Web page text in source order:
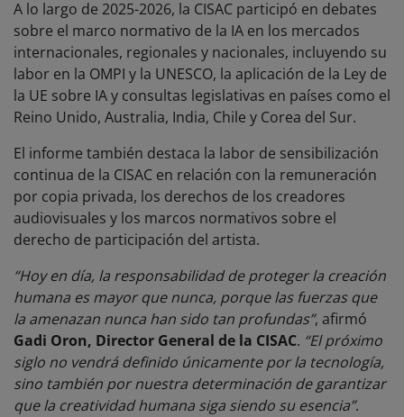
A lo largo de 2025-2026, la CISAC participó en debates
sobre el marco normativo de la IA en los mercados
internacionales, regionales y nacionales, incluyendo su
labor en la OMPI y la UNESCO, la aplicación de la Ley de
la UE sobre IA y consultas legislativas en países como el
Reino Unido, Australia, India, Chile y Corea del Sur.
El informe también destaca la labor de sensibilización
continua de la CISAC en relación con la remuneración
por copia privada, los derechos de los creadores
audiovisuales y los marcos normativos sobre el
derecho de participación del artista.
“Hoy en día, la responsabilidad de proteger la creación
humana es mayor que nunca, porque las fuerzas que
la amenazan nunca han sido tan profundas”, afirmó
Gadi Oron, Director General de la CISAC. “El próximo
siglo no vendrá definido únicamente por la tecnología,
sino también por nuestra determinación de garantizar
que la creatividad humana siga siendo su esencia”.